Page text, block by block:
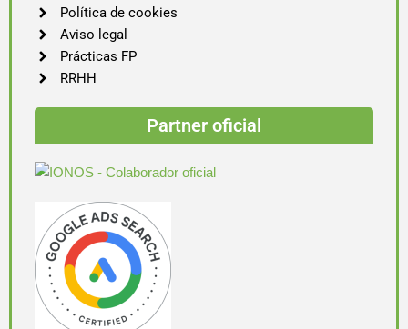
Política de cookies
Aviso legal
Prácticas FP
RRHH
Partner oficial